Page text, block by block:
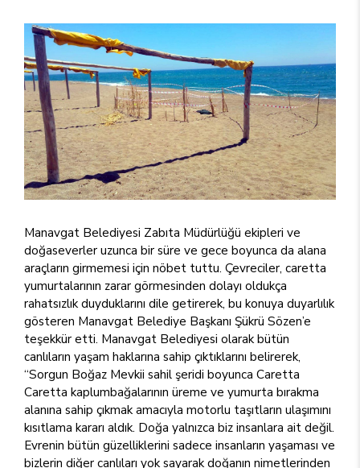
Manavgat Belediyesi Zabıta Müdürlüğü ekipleri ve
doğaseverler uzunca bir süre ve gece boyunca da alana
araçların girmemesi için nöbet tuttu. Çevreciler, caretta
yumurtalarının zarar görmesinden dolayı oldukça
rahatsızlık duyduklarını dile getirerek, bu konuya duyarlılık
gösteren Manavgat Belediye Başkanı Şükrü Sözen’e
teşekkür etti. Manavgat Belediyesi olarak bütün
canlıların yaşam haklarına sahip çıktıklarını belirerek,
“Sorgun Boğaz Mevkii sahil şeridi boyunca Caretta
Caretta kaplumbağalarının üreme ve yumurta bırakma
alanına sahip çıkmak amacıyla motorlu taşıtların ulaşımını
kısıtlama kararı aldık. Doğa yalnızca biz insanlara ait değil.
Evrenin bütün güzelliklerini sadece insanların yaşaması ve
bizlerin diğer canlıları yok sayarak doğanın nimetlerinden